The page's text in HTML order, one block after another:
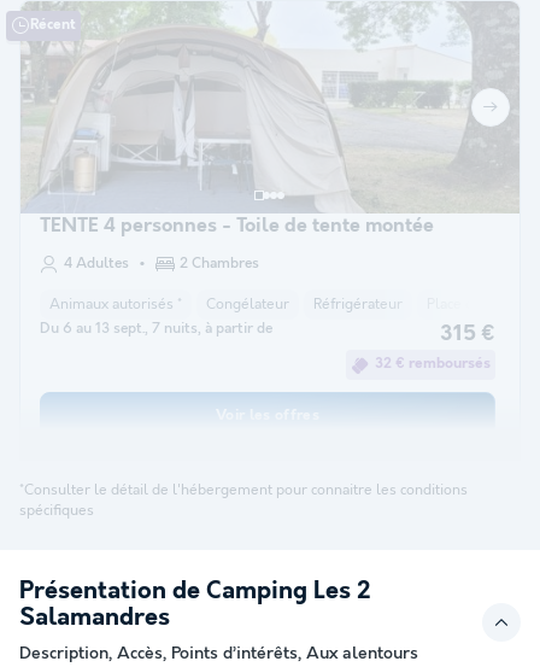
Récent
TENTE 4 personnes - Toile de tente montée
4 Adultes 2 Chambres
Animaux autorisés * Congélateur Réfrigérateur
Du 6 au 13 sept., 7 nuits, à partir de 315 €
32 € remboursés
*Consulter le détail de l'hébergement pour connaitre les conditions
spécifiques
Présentation de Camping Les 2
Salamandres
Description, Accès, Points d’intérêts, Aux alentours